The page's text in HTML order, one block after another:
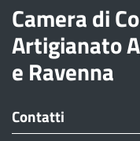
Camera di
Artigianato
e Ravenna
Contatti